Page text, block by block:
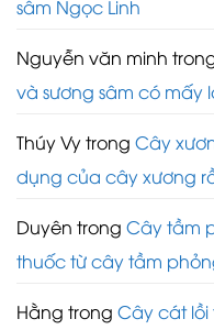
sâm Ngọc Linh
Nguyễn văn minh
và sương sâm có mấy
Thúy Vytrong Cây
dụng của cây xương
Duyên trong Cây tầm
thuốc từ cây tầm
Hằng trong Cây cát lồi